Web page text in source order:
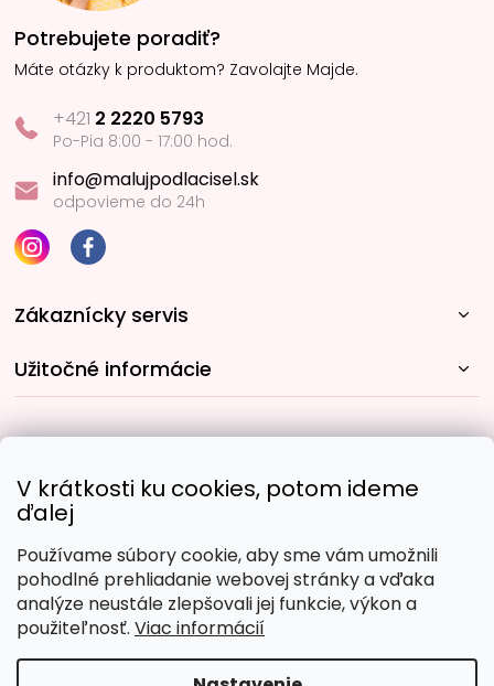
V krátkosti ku cookies, potom ideme
ďalej
Používame súbory cookie, aby sme vám umožnili
pohodlné prehliadanie webovej stránky a vďaka
analýze neustále zlepšovali jej funkcie, výkon a
použiteľnosť. Viac informácií
Potrebujete poradiť?
Máte otázky k produktom? Zavolajte Majde.
+421 2 2220 5793
Po-Pia 8:00 - 17:00 hod.
info@malujpodlacisel.sk
odpovieme do 24h
Zákaznícky servis
Užitočné informácie
Obľúbené spôsoby platby: